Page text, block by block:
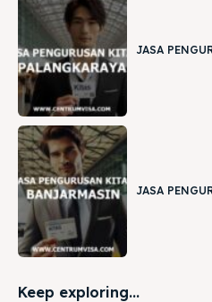
JASA
JASA
Keep exploring...